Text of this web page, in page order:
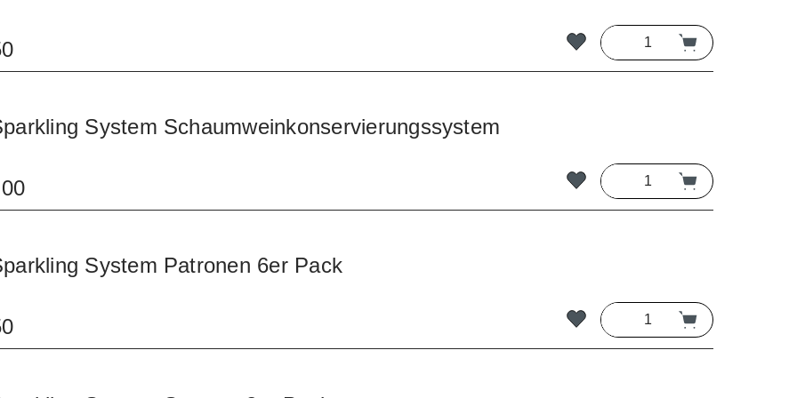
System Schaumweinkonservierungssystem
System Patronen 6er Pack